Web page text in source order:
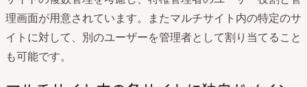
理画面が用意されています。またマルチサイト内の特定のサ
イトに対して、別のユーザーを管理者として割り当てること
も可能です。